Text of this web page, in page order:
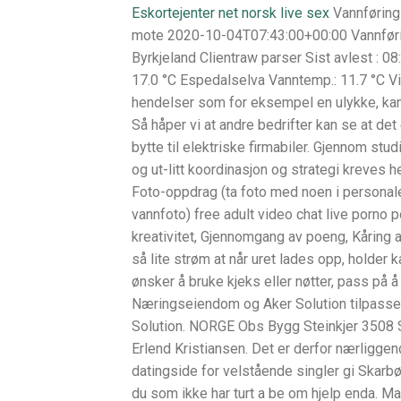
Eskortejenter net norsk live sex
mote 2020-10-04T07:43:00+00:00
Byrkjeland Clientraw parser Sist avlest :
17.0 °C Espedalselva Vanntemp.: 11.7 °C
hendelser som for eksempel en ulykke,
Så håper vi at andre bedrifter kan se at
bytte til elektriske firmabiler. Gjennom
og ut-litt koordinasjon og strategi kreves
Foto-oppdrag (ta foto med noen i
vannfoto) free adult video chat live porno
kreativitet, Gjennomgang av poeng,
så lite strøm at når uret lades opp, holder
ønsker å bruke kjeks eller nøtter, pass på
Næringseiendom og Aker Solution
Solution. NORGE Obs Bygg Steinkjer
Erlend Kristiansen. Det er derfor
datingside for velstående singler gi
du som ikke har turt a be om hjelp enda.